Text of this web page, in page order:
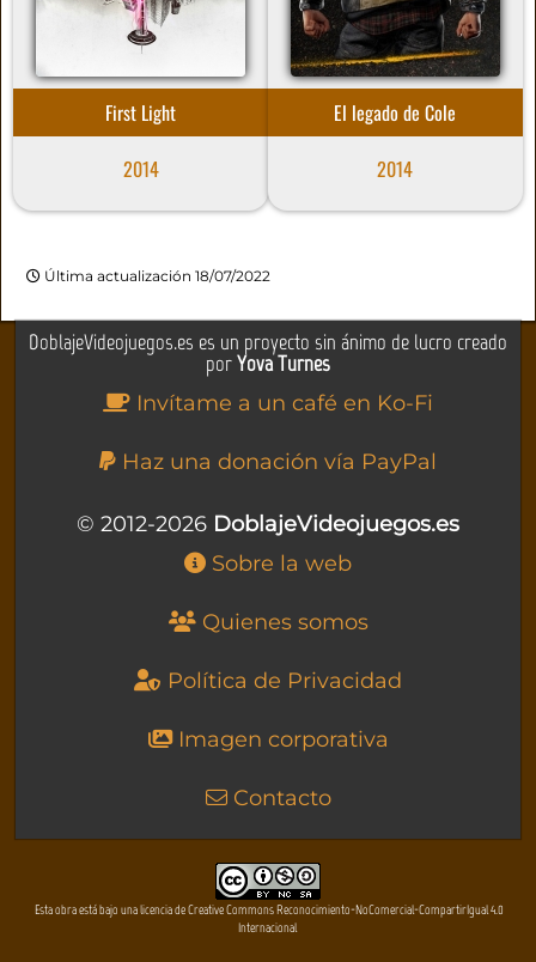
First Light
2014
El legado de Cole
2014
Última actualización 18/07/2022
DoblajeVideojuegos.es es un proyecto sin ánimo de lucro creado
porYova Turnes
Invítame a un café en Ko-Fi
Haz una donación vía PayPal
© 2012-2026 DoblajeVideojuegos.es
Sobre la web
Quienes somos
Política de Privacidad
Imagen corporativa
Contacto
Esta obra está bajo una licencia de Creative Commons Reconocimiento-NoComercial-CompartirIgual 4.0
Internacional